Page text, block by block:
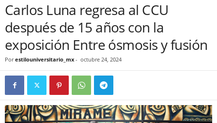
Carlos Luna regresa al CCU
después de 15 años con la
exposición Entre ósmosis y fusión
Por estilouniversitario_mx - octubre 24, 2024